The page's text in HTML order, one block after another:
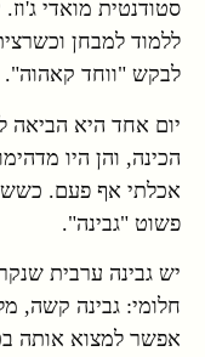
סטודנטית מואדי
ללמוד למבחן
לבקש "ווחד קאהוה".
יום אחד היא הביאה
הכינה, והן היו
אכלתי אף פעם.
פשוט "גבינה".
יש גבינה ערבית
חלומי: גבינה קשה,
אפשר למצוא אותה